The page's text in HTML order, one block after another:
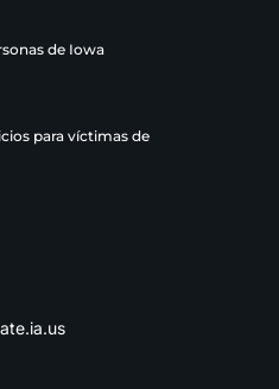
de Iowa
para víctimas de